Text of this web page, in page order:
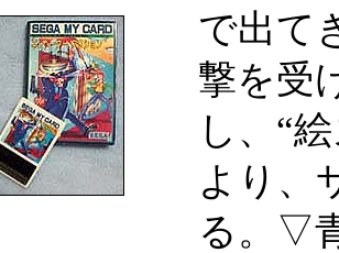
で出て
撃を受
し、“
より、
る。▽